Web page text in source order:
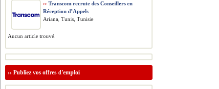
›› Transcom recrute des Conseillers en
Réception d’Appels
Ariana, Tunis, Tunisie
Aucun article trouvé.
››Publiez vos offres d'emploi